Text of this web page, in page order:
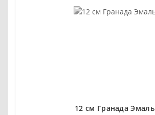
12 см Гранада Эмаль